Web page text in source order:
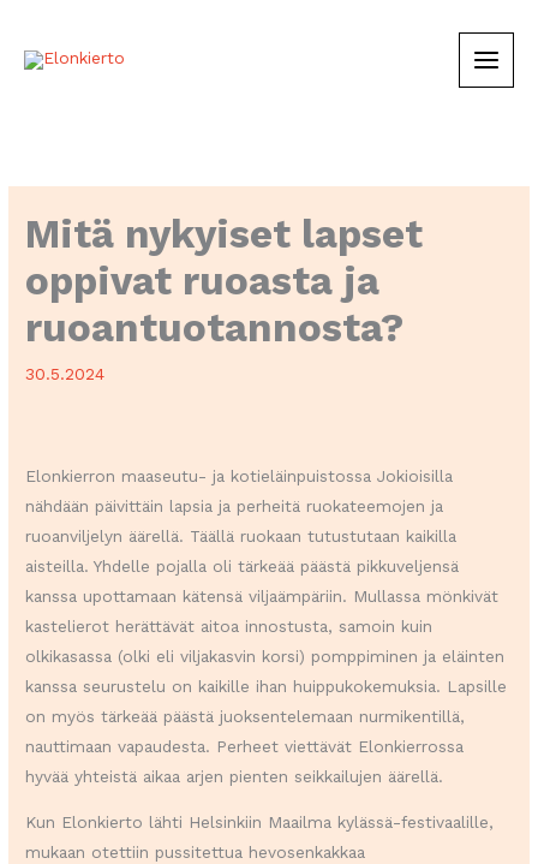
Mitä nykyiset lapset
oppivat ruoasta ja
ruoantuotannosta?
30.5.2024
Elonkierron maaseutu- ja kotieläinpuistossa Jokioisilla
nähdään päivittäin lapsia ja perheitä ruokateemojen ja
ruoanviljelyn äärellä. Täällä ruokaan tutustutaan kaikilla
aisteilla. Yhdelle pojalla oli tärkeää päästä pikkuveljensä
kanssa upottamaan kätensä viljaämpäriin. Mullassa mönkivät
kastelierot herättävät aitoa innostusta, samoin kuin
olkikasassa (olki eli viljakasvin korsi) pomppiminen ja eläinten
kanssa seurustelu on kaikille ihan huippukokemuksia. Lapsille
on myös tärkeää päästä juoksentelemaan nurmikentillä,
nauttimaan vapaudesta. Perheet viettävät Elonkierrossa
hyvää yhteistä aikaa arjen pienten seikkailujen äärellä.
Kun Elonkierto lähti Helsinkiin Maailma kylässä-festivaalille,
mukaan otettiin pussitettua hevosenkakkaa